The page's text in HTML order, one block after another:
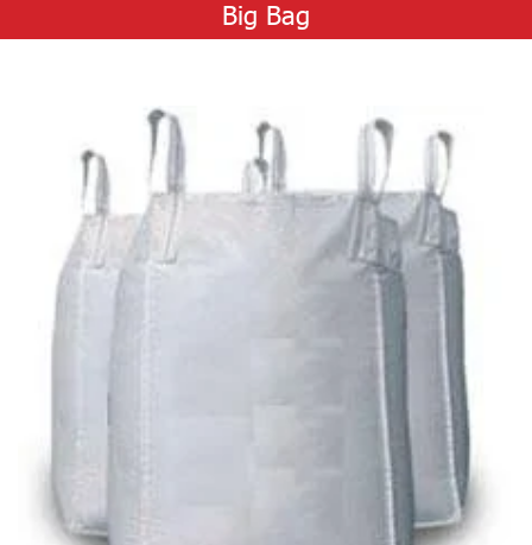
Big Bag